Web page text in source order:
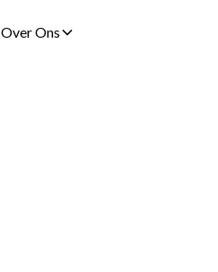
Over Ons